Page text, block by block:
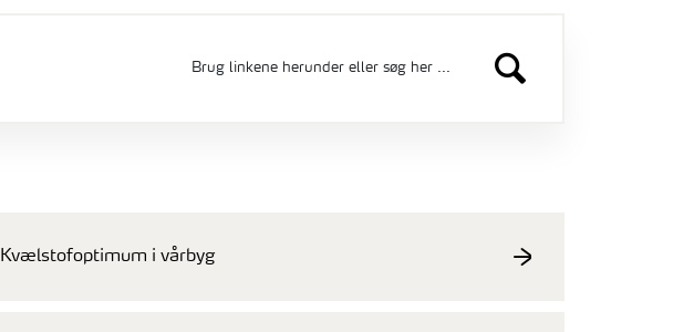
Brug linkene herunder eller søg her ...
Kvælstofoptimum i vårbyg